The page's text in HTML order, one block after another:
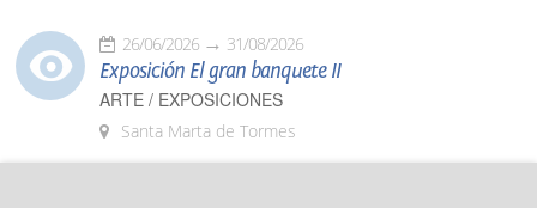
26/06/2026 31/08/2026
Exposición El gran banquete II
ARTE / EXPOSICIONES
Santa Marta de Tormes